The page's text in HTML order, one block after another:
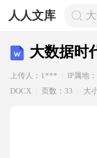
人人文库
大数据时
上传人：1*** IP属地
DOCX
页数：33 大